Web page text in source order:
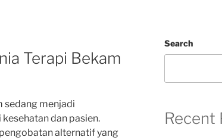
Terapi Bekam
sedang menjadi
dan pasien.
alternatif yang
Search
Recent